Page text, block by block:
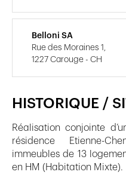
HISTORIQUE /
Réalisation conjointe
résidence Etienne-
immeubles de 13
en HM (Habitation Mixte).
Belloni SA
Rue des Moraines 1,
1227 Carouge - CH